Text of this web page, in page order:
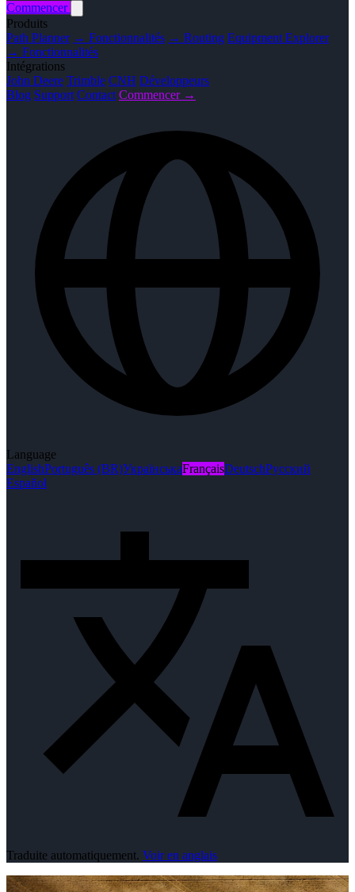
Commencer
Produits
Path Planner → Fonctionnalités → Routing Equipment Explorer
→ Fonctionnalités
Intégrations
John Deere Trimble CNH Développeurs
Blog Support Contact Commencer →
Language
EnglishPortuguês (BR)УкраїнськаFrançaisDeutschРусский
Español
Traduite automatiquement. Voir en anglais